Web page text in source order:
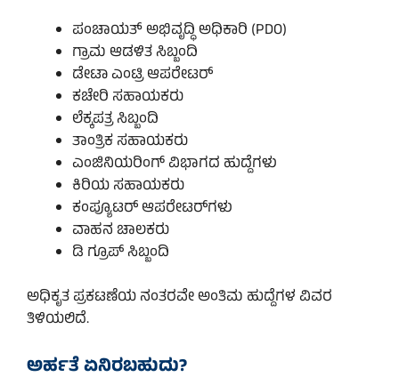
ಪಂಚಾಯತ್ ಅಭಿವೃದ್ಧಿ ಅಧಿಕಾರಿ (PDO)
ಗ್ರಾಮ ಆಡಳಿತ ಸಿಬ್ಬಂದಿ
ಡೇಟಾ ಎಂಟ್ರಿ ಆಪರೇಟರ್
ಕಚೇರಿ ಸಹಾಯಕರು
ಲೆಕ್ಕಪತ್ರ ಸಿಬ್ಬಂದಿ
ತಾಂತ್ರಿಕ ಸಹಾಯಕರು
ಎಂಜಿನಿಯರಿಂಗ್ ವಿಭಾಗದ ಹುದ್ದೆಗಳು
ಕಿರಿಯ ಸಹಾಯಕರು
ಕಂಪ್ಯೂಟರ್ ಆಪರೇಟರ್‌ಗಳು
ವಾಹನ ಚಾಲಕರು
ಡಿ ಗ್ರೂಪ್ ಸಿಬ್ಬಂದಿ
ಅಧಿಕೃತ ಪ್ರಕಟಣೆಯ ನಂತರವೇ ಅಂತಿಮ ಹುದ್ದೆಗಳ ವಿವರ
ತಿಳಿಯಲಿದೆ.
ಅರ್ಹತೆ ಏನಿರಬಹುದು?